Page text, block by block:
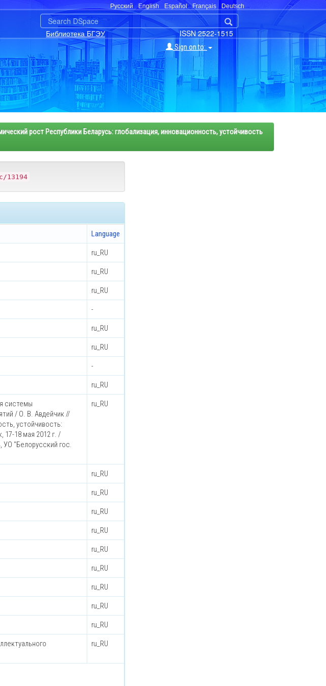
Русский English Español Français Deutsch
ISSN 2522-1515
Библиотека БГЭУ
Sign on to:
рост Республики Беларусь: глобализация, инновационность, устойчивость
13194
Language
ru_RU
ru_RU
ru_RU
-
ru_RU
ru_RU
-
ru_RU
системы
/ О. В. Авдейчик //
устойчивость:
17-18 мая 2012 г. /
УО "Белорусский гос.
ru_RU
ru_RU
ru_RU
ru_RU
ru_RU
ru_RU
ru_RU
ru_RU
ru_RU
ru_RU
ru_RU